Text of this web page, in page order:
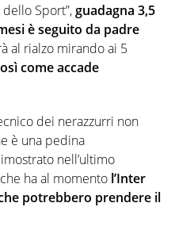
Sport”,guadagna 3,5
è seguito da padre
al rialzo mirando ai 5
come accade
dei nerazzurri non
è una pedina
nell’ultimo
ha al momento l’Inter
potrebbero prendere il